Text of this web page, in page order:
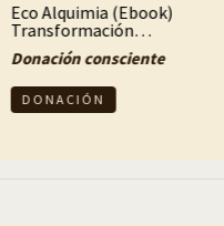
Eco Alquimia (Ebook)
Transformación
ecológica, conciencia y
práctica regenerativa
Donación consciente